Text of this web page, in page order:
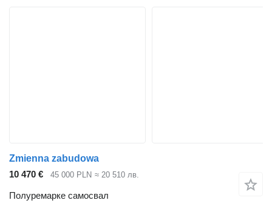
Zmienna zabudowa
10 470 €
45 000 PLN ≈ 20 510 лв.
Полуремарке самосвал